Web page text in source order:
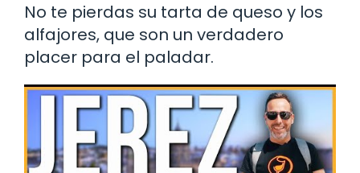
No te pierdas su tarta de queso y los
alfajores, que son un verdadero
placer para el paladar.